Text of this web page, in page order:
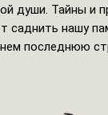
души. Тайны и
саднить нашу
последнюю